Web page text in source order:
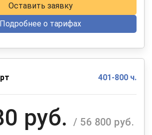
Оставить заявку
Подробнее о тарифах
401-800 ч.
руб. / 56 800 руб.